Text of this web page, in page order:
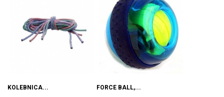
KOLEBNICA... FORCE BALL,...